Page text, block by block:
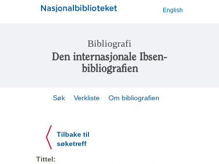
English
Bibliografi
Den internasjonale Ibsen-
bibliografien
Søk Verkliste Om bibliografien
Tilbake til
søketreff
Tittel: